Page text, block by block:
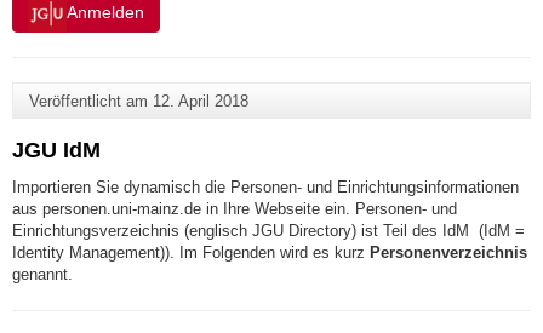
Anmelden
Veröffentlicht am 12. April 2018
JGU IdM
Importieren Sie dynamisch die Personen- und Einrichtungsinformationen
aus personen.uni-mainz.de in Ihre Webseite ein. Personen- und
Einrichtungsverzeichnis (englisch JGU Directory) ist Teil des IdM (IdM =
Identity Management)). Im Folgenden wird es kurz Personenverzeichnis
genannt.